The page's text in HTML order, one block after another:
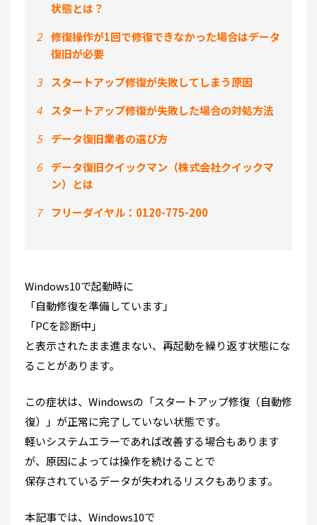
状態とは？
2
修復操作が1回で修復できなかった場合はデータ
復旧が必要
3
スタートアップ修復が失敗してしまう原因
4
スタートアップ修復が失敗した場合の対処方法
5
データ復旧業者の選び方
6
データ復旧クイックマン（株式会社クイックマ
ン）とは
7
フリーダイヤル：0120-775-200
Windows10で起動時に
「自動修復を準備しています」
「PCを診断中」
と表示されたまま進まない、再起動を繰り返す状態にな
ることがあります。
この症状は、Windowsの「スタートアップ修復（自動修
復）」が正常に完了していない状態です。
軽いシステムエラーであれば改善する場合もあります
が、原因によっては操作を続けることで
保存されているデータが失われるリスクもあります。
本記事では、Windows10で